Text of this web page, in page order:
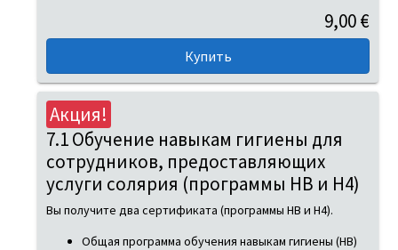
9,00 €
Акция!
7.1 Обучение навыкам гигиены для
сотрудников, предоставляющих
услуги солярия (программы HB и H4)
Вы получите два сертификата (программы HB и H4).
Общая программа обучения навыкам гигиены (HB)